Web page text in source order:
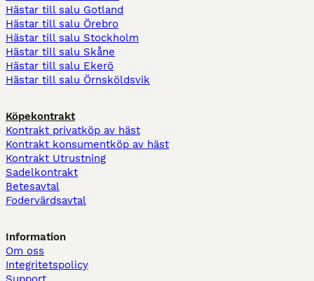
Hästar till salu Gotland
Hästar till salu Örebro
Hästar till salu Stockholm
Hästar till salu Skåne
Hästar till salu Ekerö
Hästar till salu Örnsköldsvik
Köpekontrakt
Kontrakt privatköp av häst
Kontrakt konsumentköp av häst
Kontrakt Utrustning
Sadelkontrakt
Betesavtal
Fodervärdsavtal
Information
Om oss
Integritetspolicy